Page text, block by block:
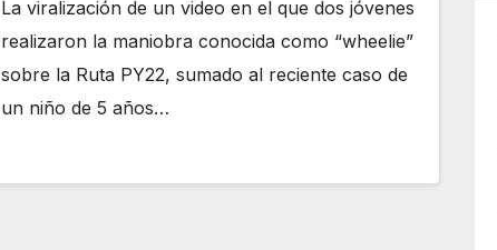
La viralización de un video en el que dos jóvenes
realizaron la maniobra conocida como “wheelie”
sobre la Ruta PY22, sumado al reciente caso de
un niño de 5 años…